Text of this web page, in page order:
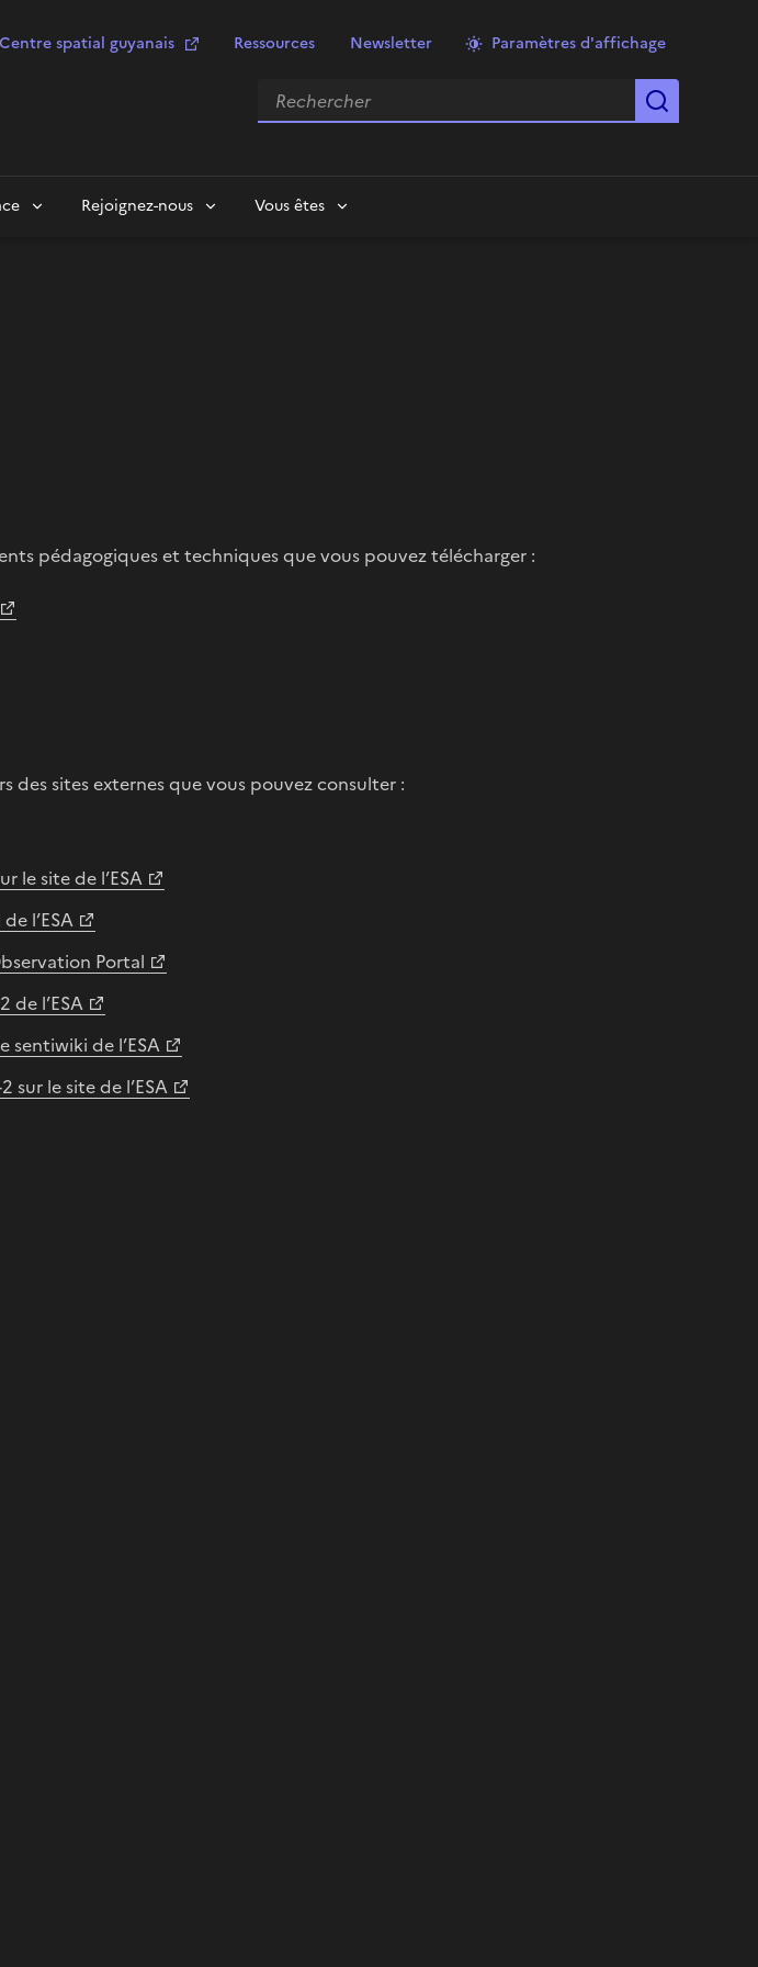
Centre spatial guyanais Ressources Newsletter Paramètres d'affichage
Rechercher
Rejoignez-nous Vous êtes
pédagogiques et techniques que vous pouvez télécharger :
des sites externes que vous pouvez consulter :
le site de l’ESA
l’ESA
Portal
de l’ESA
sentiwiki de l’ESA
sur le site de l’ESA